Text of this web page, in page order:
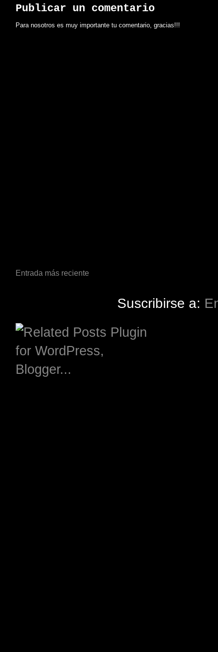
Publicar un comentario
Para nosotros es muy importante tu comentario, gracias!!!
Entrada más reciente
Suscribirse a: